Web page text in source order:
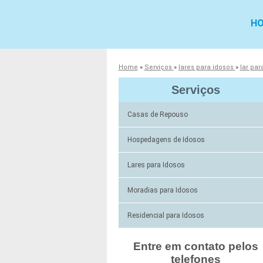
Home » Serviços » lares para idosos » lar
Serviços
Casas de Repouso
Hospedagens de Idosos
Lares para Idosos
Moradias para Idosos
Residencial para Idosos
Entre em contato pelos
telefones